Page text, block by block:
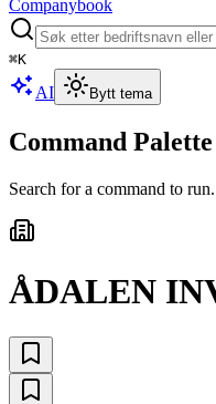
Companybook
⌘K
AI Bytt tema
Command Palette
Search for a command to
ÅDALEN